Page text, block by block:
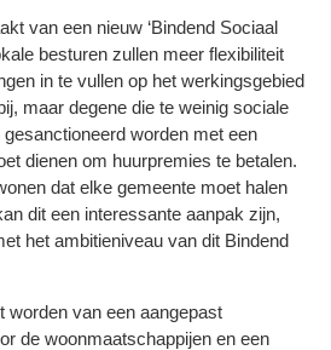
van een nieuw ‘Bindend Sociaal
besturen zullen meer flexibiliteit
in te vullen op het werkingsgebied
maar degene die te weinig sociale
worden met een
dienen om huurpremies te betalen.
dat elke gemeente moet halen
dit een interessante aanpak zijn,
het ambitieniveau van dit Bindend
worden van een aangepast
de woonmaatschappijen en een